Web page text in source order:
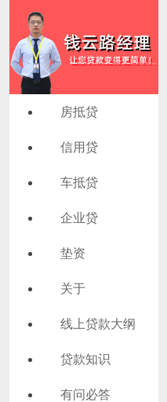
房抵贷
信用贷
车抵贷
企业贷
垫资
关于
线上贷款大纲
贷款知识
有问必答